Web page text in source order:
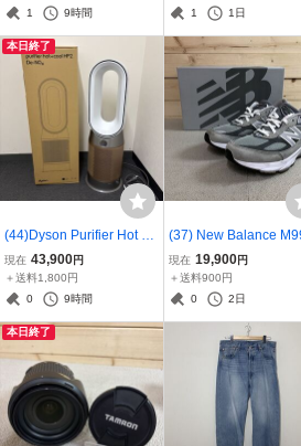
m ブラック ASICS プロテ
E 37961091036
1
9時間
ン 世田谷ベース シュ
ープ 37960982472
1
1日
本日終了
(44)Dyson Purifier Hot +
Cool HP2 De-NOx 空気清
浄 ファンヒーター HP12
WG ダイソン リモコン付
090909
現在 43,900円
＋送料1,800円
0
9時間
(37) New Balance
L6 スニーカー26.5cm
A製 ニューバランス ロ
カットスニーカー
現在 19,900円
＋送料900円
0
2日
本日終了